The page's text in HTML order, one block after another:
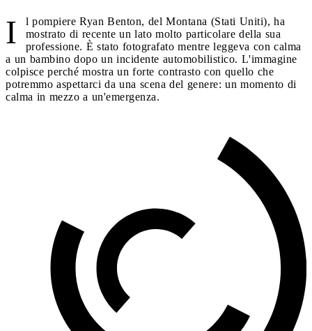
I
l pompiere Ryan Benton, del Montana (Stati Uniti), ha
mostrato di recente un lato molto particolare della sua
professione. È stato fotografato mentre leggeva con calma
a un bambino dopo un incidente automobilistico. L'immagine
colpisce perché mostra un forte contrasto con quello che
potremmo aspettarci da una scena del genere: un momento di
calma in mezzo a un'emergenza.